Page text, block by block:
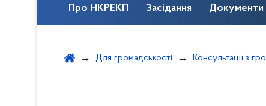
Про НКРЕКП Засідання Документи
Для громадськості Консультації з